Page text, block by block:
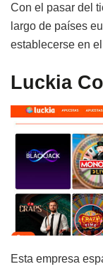
Con el pasar del
largo de países
establecerse en
Luckia
Esta empresa